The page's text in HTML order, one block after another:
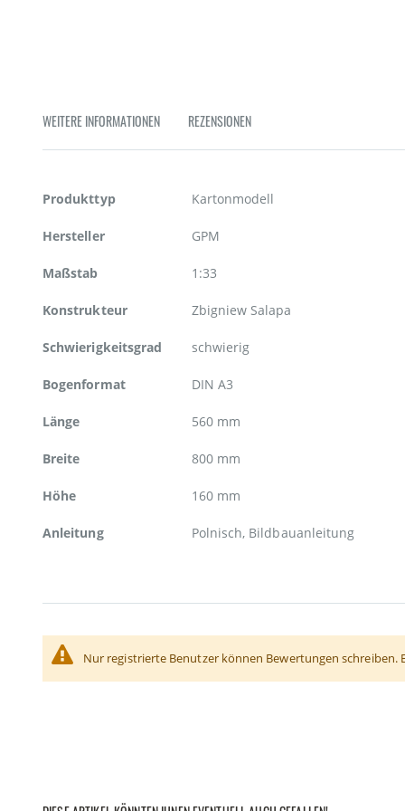
WEITERE INFORMATIONEN REZENSIONEN
Weitere
Produkttyp Kartonmodell
Hersteller GPM
Maßstab 1:33
Konstrukteur Zbigniew Salapa
Schwierigkeitsgrad schwierig
Bogenformat DIN A3
Länge 560 mm
Breite 800 mm
Höhe 160 mm
Anleitung Polnisch, Bildbauanleitung
Nur registrierte Benutzer können Bewertungen schreiben.